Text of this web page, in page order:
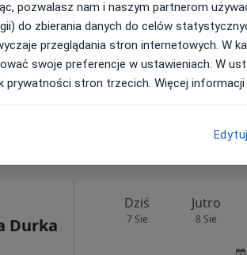
• Mapa
400 zł
mazowieckie, w obszarach
Durka
Dziś
7 Sie
Jutro
8 Sie
pozwalasz nam i naszym partnerom
do zbierania danych do celów
przeglądania stron internetowych. W
swoje preferencje w ustawieniach. W
prywatności stron trzecich. Więcej